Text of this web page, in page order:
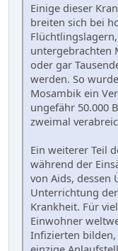
Einige dieser
breiten sich bei
untergebrachten
oder gar
werden. So
Mosambik ein
ungefähr 50.000
zweimal
Ein weiterer Teil
während der
von Aids, dessen
Unterrichtung
Krankheit. Für
Einwohner
Infizierten